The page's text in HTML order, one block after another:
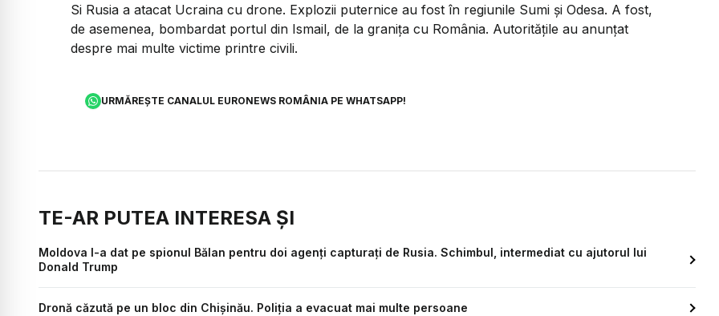
Si Rusia a atacat Ucraina cu drone. Explozii puternice au fost în regiunile Sumi și Odesa. A fost,
de asemenea, bombardat portul din Ismail, de la granița cu România. Autoritățile au anunțat
despre mai multe victime printre civili.
URMĂREȘTE CANALUL EURONEWS ROMÂNIA PE WHATSAPP!
TE-AR PUTEA INTERESA ȘI
Moldova l-a dat pe spionul Bălan pentru doi agenți capturați de Rusia. Schimbul, intermediat cu ajutorul lui
Donald Trump
Dronă căzută pe un bloc din Chișinău. Poliția a evacuat mai multe persoane